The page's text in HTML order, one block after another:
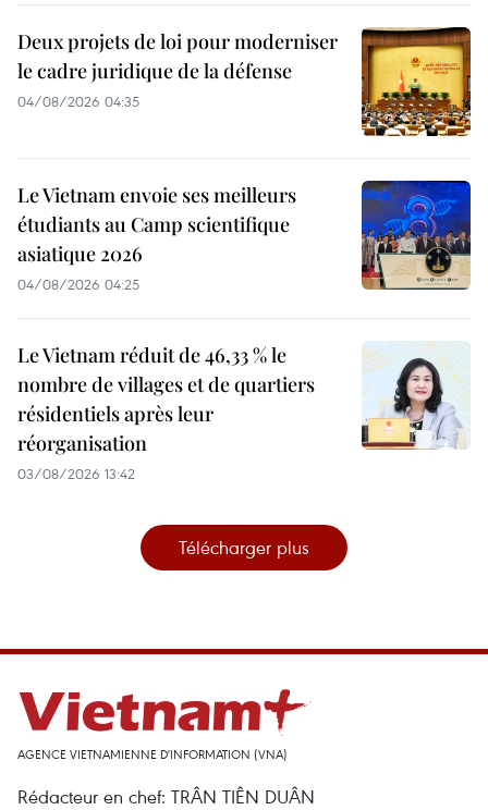
Deux projets de loi pour moderniser
le cadre juridique de la défense
04/08/2026 04:35
Le Vietnam envoie ses meilleurs
étudiants au Camp scientifique
asiatique 2026
04/08/2026 04:25
Le Vietnam réduit de 46,33 % le
nombre de villages et de quartiers
résidentiels après leur
réorganisation
03/08/2026 13:42
Télécharger plus
AGENCE VIETNAMIENNE D'INFORMATION (VNA)
Rédacteur en chef: TRÂN TIÊN DUÂN